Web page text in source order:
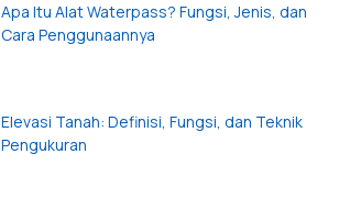
Apa Itu Alat Waterpass? Fungsi, Jenis, dan
Cara Penggunaannya
Elevasi Tanah: Definisi, Fungsi, dan Teknik
Pengukuran